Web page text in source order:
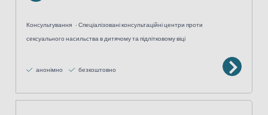
Консультування
Спеціалізовані консультаційні центри проти
сексуального насильства в дитячому та підлітковому віці
анонімно безкоштовно